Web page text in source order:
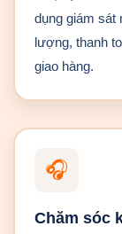
dụng giám sát
lượng, thanh
giao hàng.
🎧
Chăm sóc